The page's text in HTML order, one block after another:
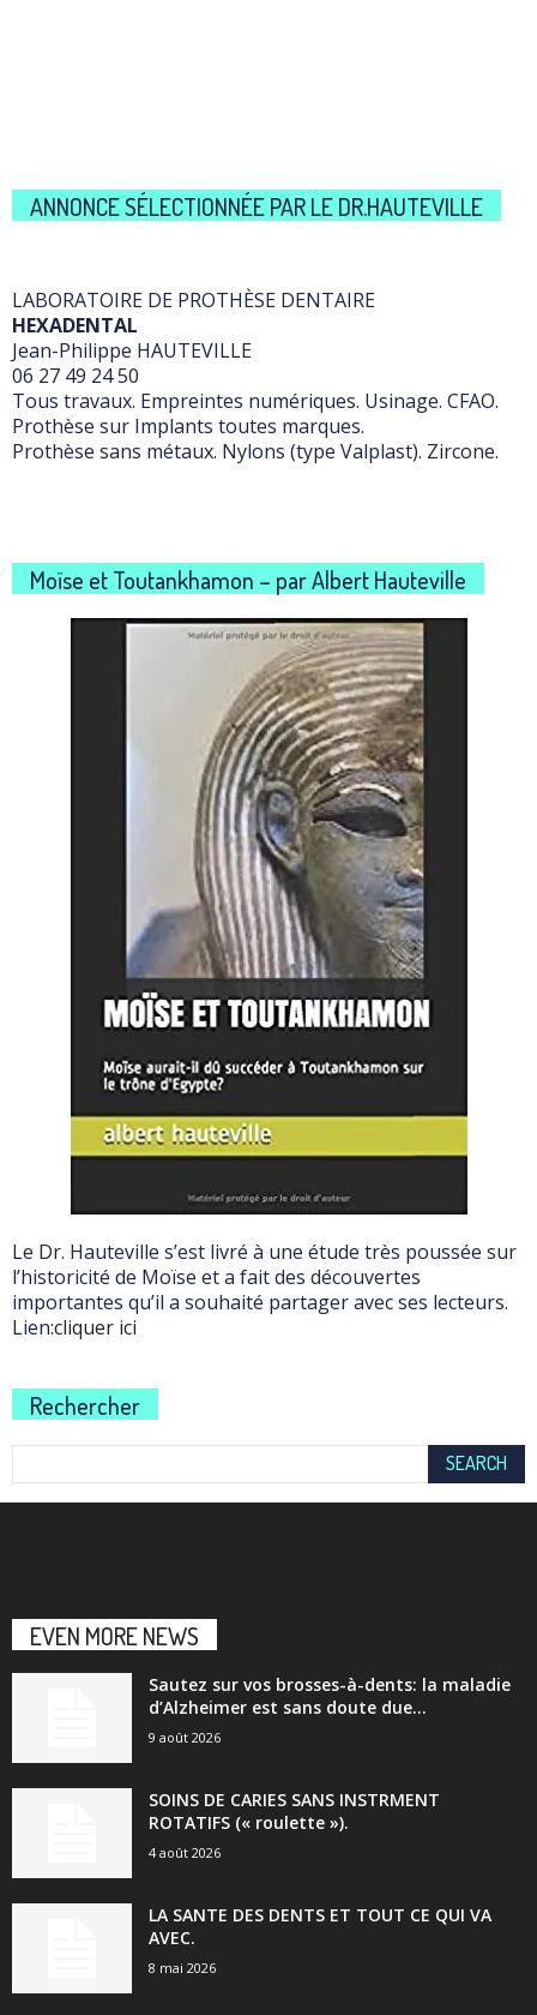
ANNONCE SÉLECTIONNÉE PAR LE DR.HAUTEVILLE
LABORATOIRE DE PROTHÈSE DENTAIRE
HEXADENTAL
Jean-Philippe HAUTEVILLE
06 27 49 24 50
Tous travaux. Empreintes numériques. Usinage. CFAO.
Prothèse sur Implants toutes marques.
Prothèse sans métaux. Nylons (type Valplast). Zircone.
Moïse et Toutankhamon – par Albert Hauteville
Le Dr. Hauteville s’est livré à une étude très poussée sur
l’historicité de Moïse et a fait des découvertes
importantes qu’il a souhaité partager avec ses lecteurs.
Lien:cliquer ici
Rechercher
EVEN MORE NEWS
Sautez sur vos brosses-à-dents: la maladie
d’Alzheimer est sans doute due...
9 août 2026
SOINS DE CARIES SANS INSTRMENT
ROTATIFS (« roulette »).
4 août 2026
LA SANTE DES DENTS ET TOUT CE QUI VA
AVEC.
8 mai 2026